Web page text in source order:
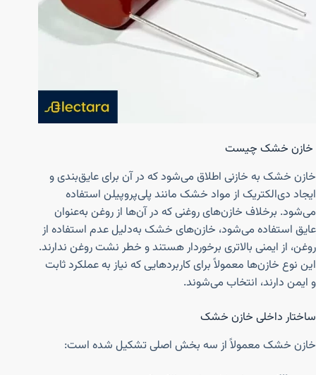
خازن خشک چیست
خازن خشک به خازنی اطلاق می‌شود که در آن برای عایق‌بندی و
ایجاد دی‌الکتریک از مواد خشک مانند پلی‌پروپیلن استفاده
می‌شود. برخلاف خازن‌های روغنی که در آن‌ها از روغن به‌عنوان
عایق استفاده می‌شود، خازن‌های خشک به‌دلیل عدم استفاده از
روغن، از ایمنی بالاتری برخوردار هستند و خطر نشت روغن ندارند.
این نوع خازن‌ها معمولاً برای کاربردهایی که نیاز به عملکرد ثابت
و ایمن دارند، انتخاب می‌شوند.
ساختار داخلی خازن خشک
خازن خشک معمولاً از سه بخش اصلی تشکیل شده است: